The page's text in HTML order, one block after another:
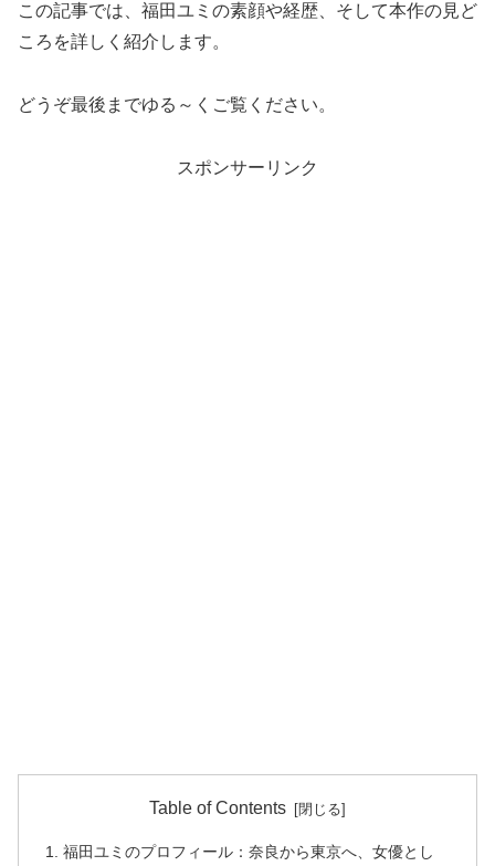
この記事では、福田ユミの素顔や経歴、そして本作の見ど
ころを詳しく紹介します。
どうぞ最後までゆる～くご覧ください。
スポンサーリンク
Table of Contents
福田ユミのプロフィール：奈良から東京へ、女優とし